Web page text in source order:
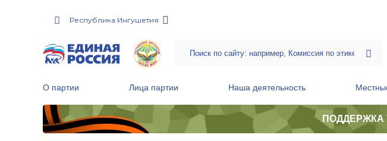
Республика Ингушетия
О партии Лица партии Наша деятельность
ПОДДЕРЖКА